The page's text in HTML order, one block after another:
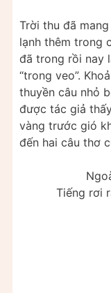
Trời thu đã
lạnh thêm trong
đã trong rồi nay
“trong veo”.
thuyền câu nhỏ
được tác giả
vàng trước gió
đến hai câu thơ
Tiếng rơi